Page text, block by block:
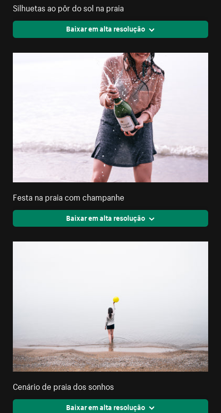
Silhuetas ao pôr do sol na praia
Baixar em alta resolução
Festa na praia com champanhe
Baixar em alta resolução
Cenário de praia dos sonhos
Baixar em alta resolução